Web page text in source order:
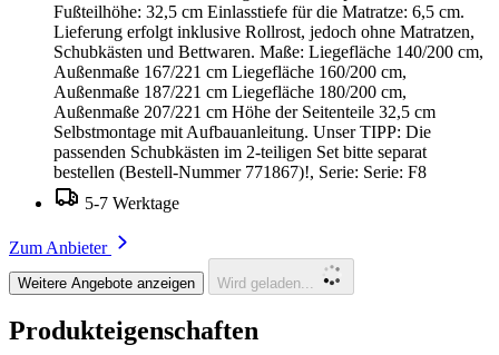
Fußteilhöhe: 32,5 cm Einlasstiefe für die Matratze: 6,5 cm.
Lieferung erfolgt inklusive Rollrost, jedoch ohne Matratzen,
Schubkästen und Bettwaren. Maße: Liegefläche 140/200 cm,
Außenmaße 167/221 cm Liegefläche 160/200 cm,
Außenmaße 187/221 cm Liegefläche 180/200 cm,
Außenmaße 207/221 cm Höhe der Seitenteile 32,5 cm
Selbstmontage mit Aufbauanleitung. Unser TIPP: Die
passenden Schubkästen im 2-teiligen Set bitte separat
bestellen (Bestell-Nummer 771867)!, Serie: Serie: F8
5-7 Werktage
Zum Anbieter
Weitere Angebote anzeigen Wird geladen...
Produkteigenschaften